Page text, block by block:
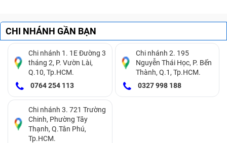
CHI NHÁNH GẦN BẠN
Chi nhánh 1. 1E Đường 3
tháng 2, P. Vườn Lài,
Q.10, Tp.HCM.
0764 254 113
Chi nhánh 2. 195
Nguyễn Thái Học, P. Bến
Thành, Q.1, Tp.HCM.
0327 998 188
Chi nhánh 3. 721 Trường
Chinh, Phường Tây
Thạnh, Q.Tân Phú,
Tp.HCM.